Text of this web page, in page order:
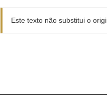
Este texto não substitui o